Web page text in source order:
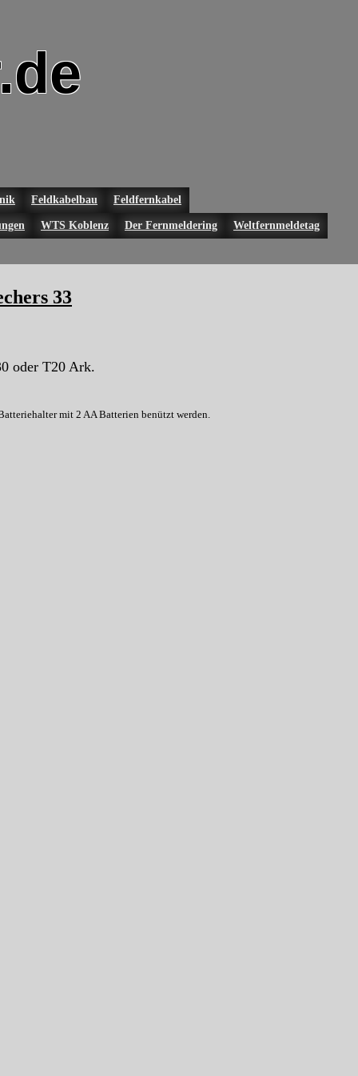
Feldkabelbau Feldfernkabel
WTS Koblenz Der Fernmeldering Weltfernmeldetag
33
oder T20 Ark.
mit 2 AA Batterien benützt werden.